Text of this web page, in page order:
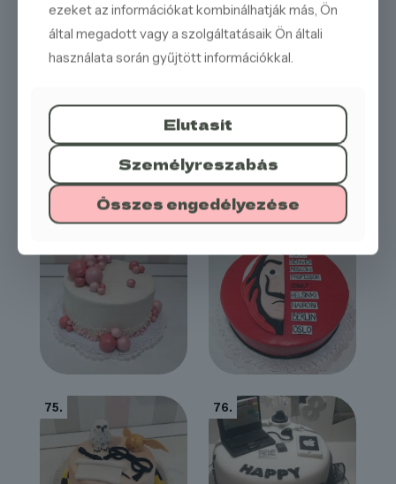
71. 72.
75. 76.
ezeket az információkat kombinálhatják más, Ön
által megadott vagy a szolgáltatásaik Ön általi
használata során gyűjtött információkkal.
Elutasít
Személyreszabás
Összes engedélyezése